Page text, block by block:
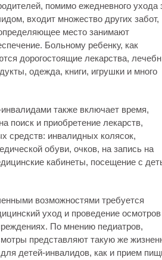
помимо ежедневного ухода
входит множество других забот,
место занимают
Больному ребенку, как
дорогостоящие лекарства,
одежда, книги, игрушки и много
также включает время,
поиск и приобретение лекарств,
средств: инвалидных колясок,
обуви, очков, на запись на
кабинеты, посещение с
возможностями требуется
уход и проведение
По мнению педиатров,
представляют такую же
детей-инвалидов, как и прием